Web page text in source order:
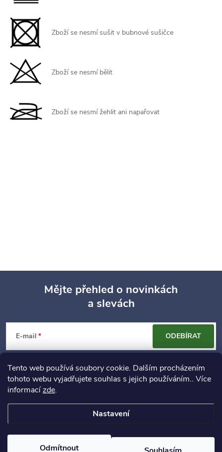
Tento web používá soubory cookie. Dalším procházením
tohoto webu vyjadřujete souhlas s jejich používáním.. Více
informacízde.
Nastavení
Odmítnout
Zboží se nesmí sušit v bubnové sušičce
Zboží se nesmí bělit
Zboží se nesmí žehlit ani napařovat
p
a
Mějte přehled o novinkách
a slevách
E-mail ODEBÍRAT
Informace pro vás
DekaLarisa.cz. Všechna práva vyhrazena.